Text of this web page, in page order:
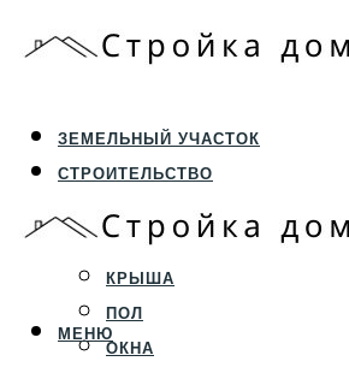
ЗЕМЕЛЬНЫЙ УЧАСТОК
СТРОИТЕЛЬСТВО
ФУНДАМЕНТ И ЦОКОЛЬ
ПЕРЕКРЫТИЯ И СТЕНЫ
КРЫША
ПОЛ
ОКНА
МЕНЮ